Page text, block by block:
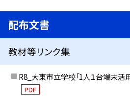
配布文書
教材等リンク集
R8_大東市立学校「1人１台端末活
PDF